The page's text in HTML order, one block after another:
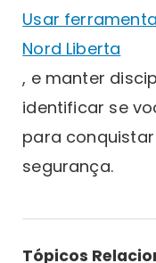
Usar
Nord Liberta
, e manter
identificar se
para
segurança.
Tópicos